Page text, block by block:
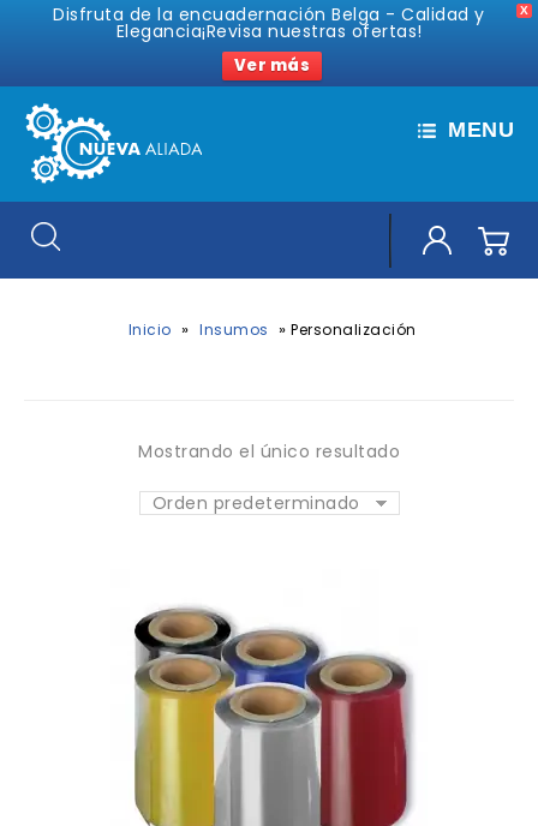
X
Disfruta de la encuadernación Belga - Calidad y
Elegancia¡Revisa nuestras ofertas!
Ver más
MENU
Inicio » Insumos » Personalización
Mostrando el único resultado
Orden predeterminado